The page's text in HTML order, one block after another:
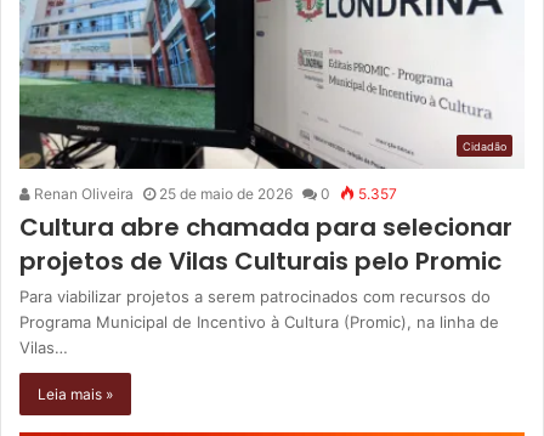
Cidadão
Renan Oliveira 25 de maio de 2026 0 5.357
Cultura abre chamada para selecionar
projetos de Vilas Culturais pelo Promic
Para viabilizar projetos a serem patrocinados com recursos do
Programa Municipal de Incentivo à Cultura (Promic), na linha de
Vilas…
Leia mais »